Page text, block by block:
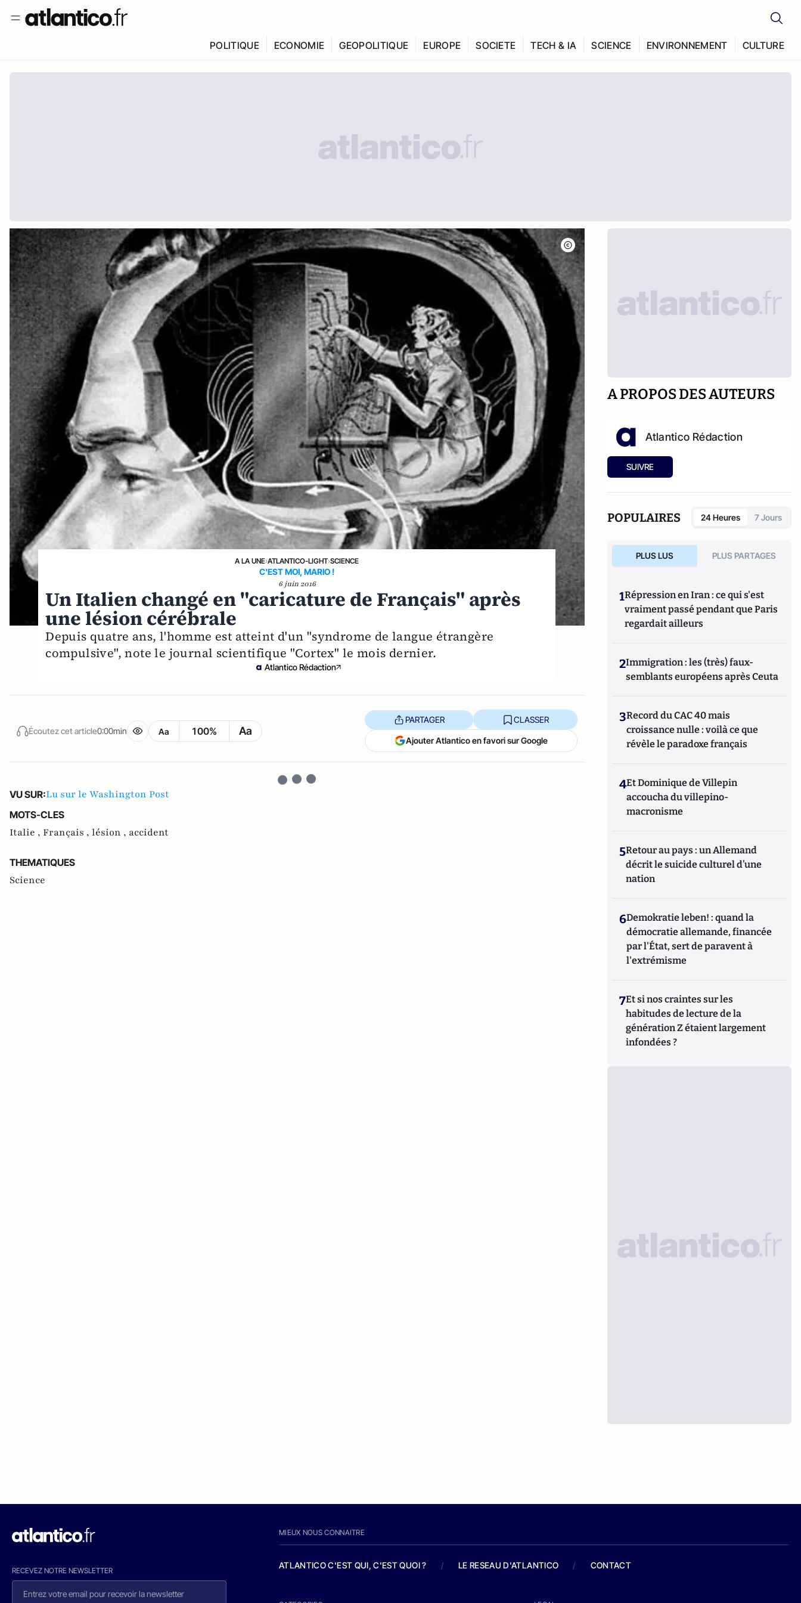
POLITIQUE ECONOMIE GEOPOLITIQUE EUROPE SOCIETE TECH & IA SCIENCE ENVIRONNEMENT CULTURE
A LA UNE›ATLANTICO-LIGHT›SCIENCE
C'EST MOI, MARIO !
6 juin 2016
Un Italien changé en "caricature de Français" après
une lésion cérébrale
Depuis quatre ans, l'homme est atteint d'un "syndrome de langue étrangère
compulsive", note le journal scientifique "Cortex" le mois dernier.
Atlantico Rédaction
Écoutez cet article0:00min Aa 100% Aa
PARTAGER CLASSER
Ajouter Atlantico en favori sur Google
VU SUR:Lu sur le Washington Post
MOTS-CLES
Italie , Français , lésion , accident
THEMATIQUES
Science
A PROPOS DES AUTEURS
Atlantico Rédaction
SUIVRE
POPULAIRES 24 Heures 7 Jours
PLUS LUS PLUS PARTAGES
1Répression en Iran : ce qui s'est
vraiment passé pendant que Paris
regardait ailleurs
2Immigration : les (très) faux-
semblants européens après Ceuta
3Record du CAC 40 mais
croissance nulle : voilà ce que
révèle le paradoxe français
4Et Dominique de Villepin
accoucha du villepino-
macronisme
5Retour au pays : un Allemand
décrit le suicide culturel d’une
nation
6Demokratie leben! : quand la
démocratie allemande, financée
par l'État, sert de paravent à
l'extrémisme
7Et si nos craintes sur les
habitudes de lecture de la
génération Z étaient largement
infondées ?
RECEVEZ NOTRE NEWSLETTER
MIEUX NOUS CONNAITRE
ATLANTICO C'EST QUI, C'EST QUOI ? / LE RESEAU D'ATLANTICO / CONTACT